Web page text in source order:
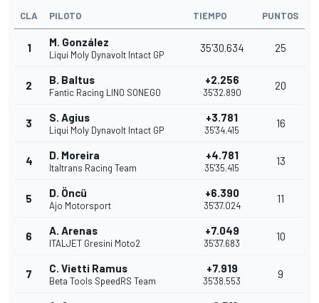
CLA PILOTO TIEMPO PUNTOS
1 M. González
Liqui Moly Dynavolt Intact GP
35'30.634 25
2 B. Baltus
Fantic Racing LINO SONEGO
+2.256
35'32.890
20
3 S. Agius
Liqui Moly Dynavolt Intact GP
+3.781
35'34.415
16
4 D. Moreira
Italtrans Racing Team
+4.781
35'35.415
13
5 D. Öncü
Ajo Motorsport
+6.390
35'37.024
11
6 A. Arenas
ITALJET Gresini Moto2
+7.049
35'37.683
10
7 C. Vietti Ramus
Beta Tools SpeedRS Team
+7.919
35'38.553
9